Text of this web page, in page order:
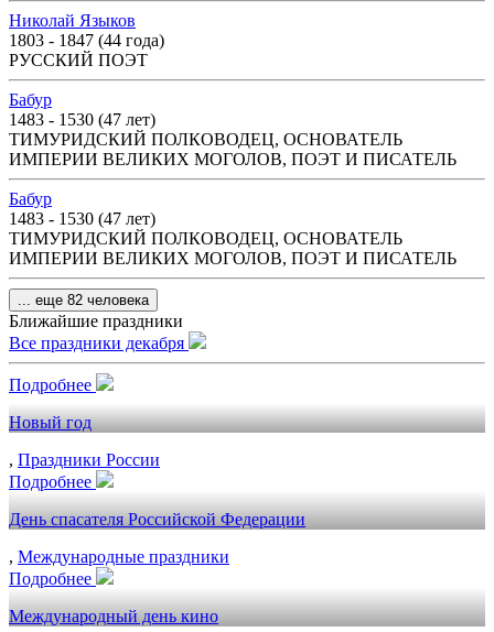
Николай Языков
1803 - 1847 (44 года)
РУССКИЙ ПОЭТ
Бабур
1483 - 1530 (47 лет)
ТИМУРИДСКИЙ ПОЛКОВОДЕЦ, ОСНОВАТЕЛЬ
ИМПЕРИИ ВЕЛИКИХ МОГОЛОВ, ПОЭТ И ПИСАТЕЛЬ
Бабур
1483 - 1530 (47 лет)
ТИМУРИДСКИЙ ПОЛКОВОДЕЦ, ОСНОВАТЕЛЬ
ИМПЕРИИ ВЕЛИКИХ МОГОЛОВ, ПОЭТ И ПИСАТЕЛЬ
... еще 82 человека
Ближайшие праздники
Все праздники декабря
Подробнее
Новый год
, Праздники России
Подробнее
День спасателя Российской Федерации
, Международные праздники
Подробнее
Международный день кино